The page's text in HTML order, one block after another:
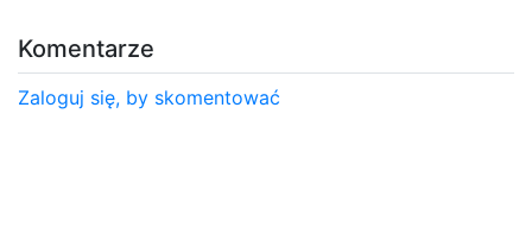
Komentarze
Zaloguj się, by skomentować